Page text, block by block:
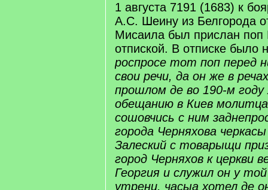
1 августа 7191 (1683) к
А.С. Шеину из Белгорода
Мисаила был прислан поп
отпиской. В отписке было
роспросе тот поп перед
свои речи, да он же в
прошлом де во 190-м году
обещанию в Киев
сошовчись с ним
города Черняхова
Залеский с товарыщи
город Черняхов к церкви
Георгия и служил он у
утрени, часыа хотел де